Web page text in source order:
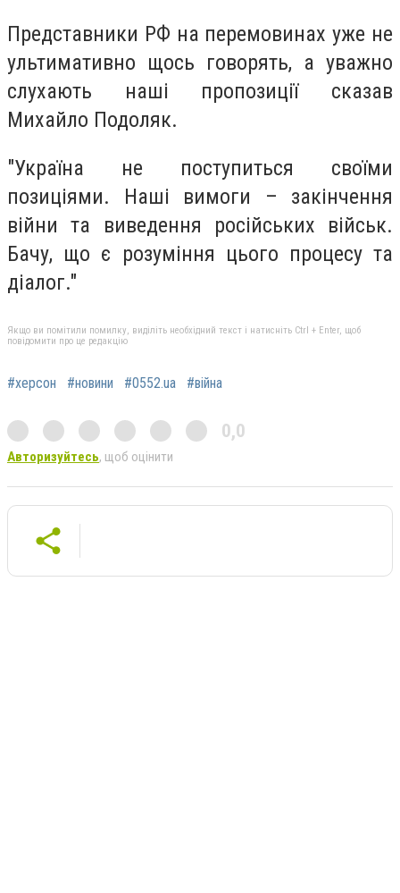
Представники РФ на перемовинах уже не
ультимативно щось говорять, а уважно
слухають наші пропозиції сказав
Михайло Подоляк.
"Україна не поступиться своїми
позиціями. Наші вимоги – закінчення
війни та виведення російських військ.
Бачу, що є розуміння цього процесу та
діалог."
Якщо ви помітили помилку, виділіть необхідний текст і натисніть Ctrl + Enter, щоб
повідомити про це редакцію
#херсон #новини #0552.ua #війна
0,0
Авторизуйтесь, щоб оцінити